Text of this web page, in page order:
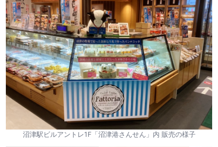
沼津駅ビルアントレ1F「沼津港さんせん」内 販売の様子